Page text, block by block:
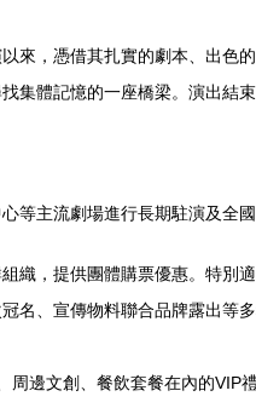
來，憑借其扎實的劇本、出色
集體記憶的一座橋梁。演出結
等主流劇場進行長期駐演及全
織，提供團體購票優惠。特別
冠名、宣傳物料聯合品牌露出
周邊文創、餐飲套餐在內的VIP